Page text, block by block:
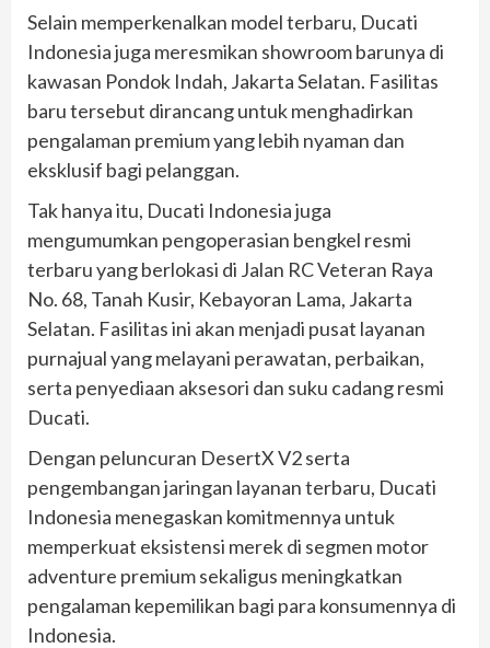
Selain memperkenalkan model terbaru, Ducati
Indonesia juga meresmikan showroom barunya di
kawasan Pondok Indah, Jakarta Selatan. Fasilitas
baru tersebut dirancang untuk menghadirkan
pengalaman premium yang lebih nyaman dan
eksklusif bagi pelanggan.
Tak hanya itu, Ducati Indonesia juga
mengumumkan pengoperasian bengkel resmi
terbaru yang berlokasi di Jalan RC Veteran Raya
No. 68, Tanah Kusir, Kebayoran Lama, Jakarta
Selatan. Fasilitas ini akan menjadi pusat layanan
purnajual yang melayani perawatan, perbaikan,
serta penyediaan aksesori dan suku cadang resmi
Ducati.
Dengan peluncuran DesertX V2 serta
pengembangan jaringan layanan terbaru, Ducati
Indonesia menegaskan komitmennya untuk
memperkuat eksistensi merek di segmen motor
adventure premium sekaligus meningkatkan
pengalaman kepemilikan bagi para konsumennya di
Indonesia.